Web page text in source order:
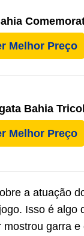
Melhor Preço
Bahia
Melhor Preço
a atuação
Isso é algo
garra